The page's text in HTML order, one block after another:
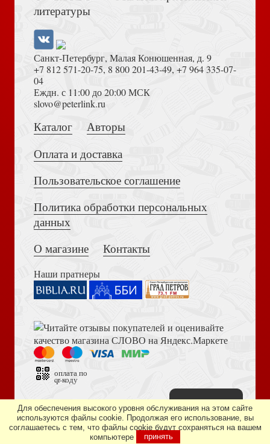
История церкви. Карманный справочник
История Адама и Евы. Книжка-раскраска
Миссия возможна
Достоевский Ф.М. Сила и правда России (2024)
Толкование на Апокалипсис (Тихоний Африканский)
е изд., перераб., и доп., синий бумвинил)
Книга пророка Амоса. Введение и комментарий
литературы
Санкт-Петербург, Малая Конюшенная, д. 9
+7 812 571-20-75, 8 800 201-43-49, +7 964 335-07-
04
Еждн. с 11:00 до 20:00 МСК
slovo@peterlink.ru
Каталог
Авторы
Оплата и доставка
Пользовательское соглашение
Политика обработки персональных
данных
О магазине
Контакты
Наши пратнеры
оплата по
qr-коду
Дизайн сайта —студия «Артминистри»
Для обеспечения высокого уровня обслуживания на этом сайте
используются файлы cookie. Продолжая его использование, вы
соглашаетесь с тем, что файлы cookie будут сохраняться на вашем
компьютере
принять